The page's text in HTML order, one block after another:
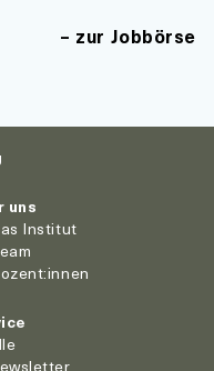
zur Jobbörse
uns
Institut